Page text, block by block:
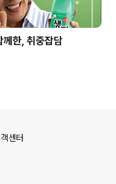
께한, 취중잡담
센터